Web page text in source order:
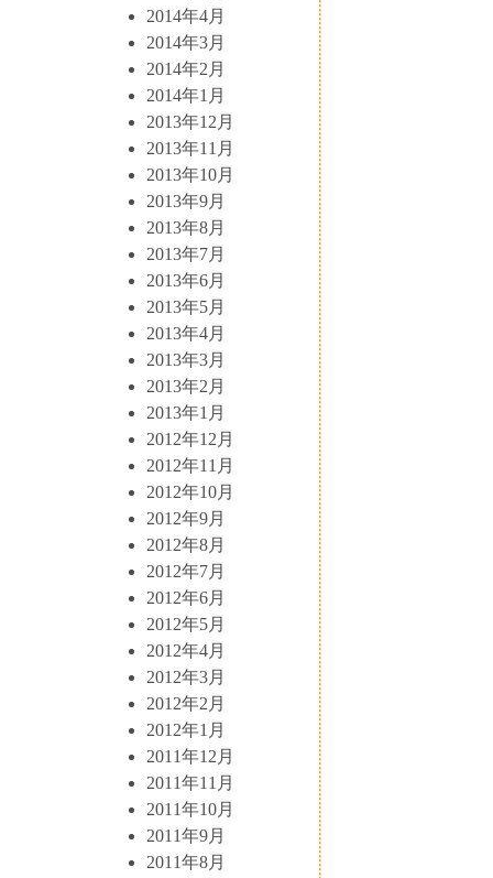
2014年4月
2014年3月
2014年2月
2014年1月
2013年12月
2013年11月
2013年10月
2013年9月
2013年8月
2013年7月
2013年6月
2013年5月
2013年4月
2013年3月
2013年2月
2013年1月
2012年12月
2012年11月
2012年10月
2012年9月
2012年8月
2012年7月
2012年6月
2012年5月
2012年4月
2012年3月
2012年2月
2012年1月
2011年12月
2011年11月
2011年10月
2011年9月
2011年8月